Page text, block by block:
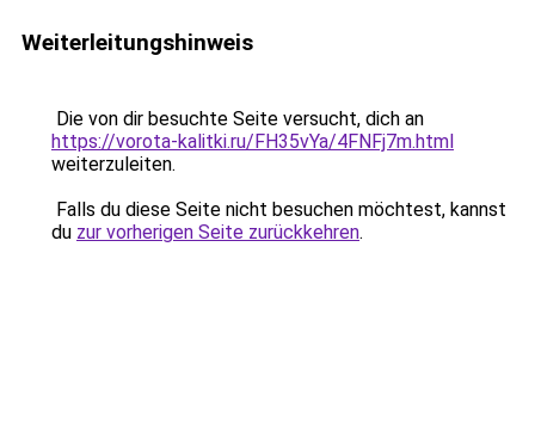
Weiterleitungshinweis
Die von dir besuchte Seite versucht, dich an
https://vorota-kalitki.ru/FH35vYa/4FNFj7m.html
weiterzuleiten.
Falls du diese Seite nicht besuchen möchtest, kannst
du zur vorherigen Seite zurückkehren.